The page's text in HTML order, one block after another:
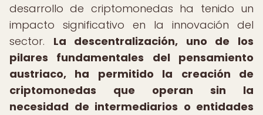
desarrollo de criptomonedas ha tenido un
impacto significativo en la innovación del
sector. La descentralización, uno de los
pilares fundamentales del pensamiento
austriaco, ha permitido la creación de
criptomonedas que operan sin la
necesidad de intermediarios o entidades